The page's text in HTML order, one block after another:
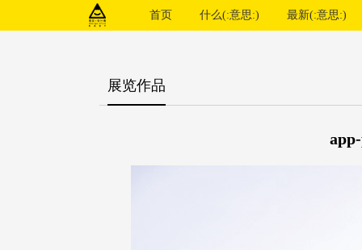
首页 什么(:意思:) 最新(:意思:)
展览作品